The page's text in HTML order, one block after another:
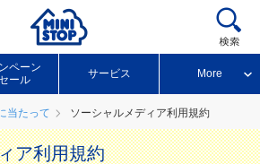
ペーン
ール
サービス More
当たって ソーシャルメディア利用規約
ア利用規約